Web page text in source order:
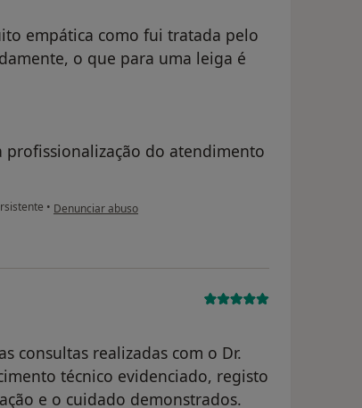
empática como fui tratada pelo
o que para uma leiga é
profissionalização do atendimento
• na opinião do utilizador anônimo
Denunciar abuso
consultas realizadas com o Dr.
técnico evidenciado, registo
e o cuidado demonstrados.